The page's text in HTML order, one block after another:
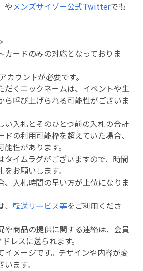
やメンズサイゾー公式Twitterでも
カードのみの対応となっておりま
カウントが必要です。
だくニックネームは、イベントや生
ら呼び上げられる可能性がございま
い入札とそのひとつ前の入札の合計
の利用可能枠を超えていた場合、
性があります。
タイムラグがございますので、時間
お願いします。
、入札時間の早い方が上位になりま
転送サービス等をご利用くださ
や商品の提供に関する連絡は、会員
レスに送られます。
イメージです。デザインや内容が変
ます。